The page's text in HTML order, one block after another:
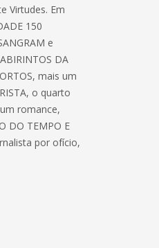
Virtudes. Em
150
e
DA
mais um
o quarto
romance,
DO TEMPO E
por ofício,